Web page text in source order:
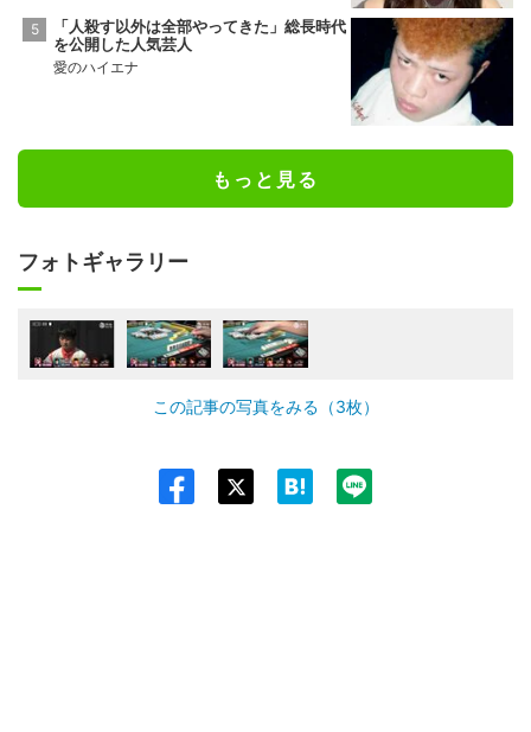
「人殺す以外は全部やってきた」総長時代
を公開した人気芸人
愛のハイエナ
もっと見る
フォトギャラリー
この記事の写真をみる（3枚）